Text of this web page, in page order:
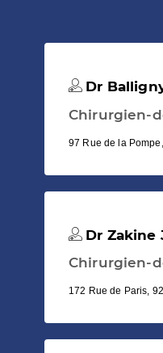
Dr
Chirurgien-
97 Rue de la
Dr Zakine
Chirurgien-
172 Rue de Paris,